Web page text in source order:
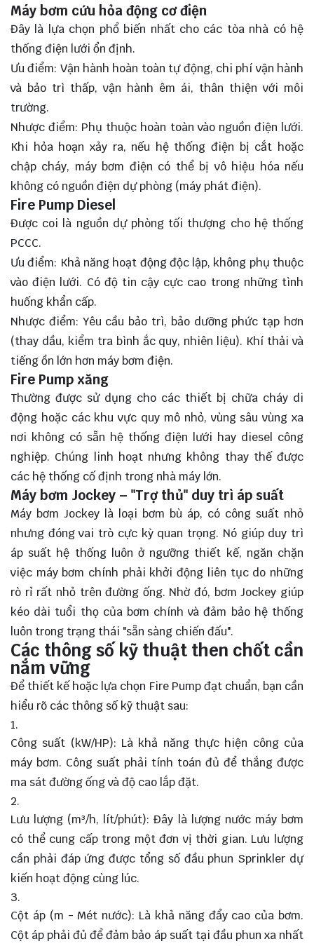
Máy bơm cứu hỏa động cơ điện
Đây là lựa chọn phổ biến nhất cho các tòa nhà có hệ
thống điện lưới ổn định.
Ưu điểm: Vận hành hoàn toàn tự động, chi phí vận hành
và bảo trì thấp, vận hành êm ái, thân thiện với môi
trường.
Nhược điểm: Phụ thuộc hoàn toàn vào nguồn điện lưới.
Khi hỏa hoạn xảy ra, nếu hệ thống điện bị cắt hoặc
chập cháy, máy bơm điện có thể bị vô hiệu hóa nếu
không có nguồn điện dự phòng (máy phát điện).
Fire Pump Diesel
Được coi là nguồn dự phòng tối thượng cho hệ thống
PCCC.
Ưu điểm: Khả năng hoạt động độc lập, không phụ thuộc
vào điện lưới. Có độ tin cậy cực cao trong những tình
huống khẩn cấp.
Nhược điểm: Yêu cầu bảo trì, bảo dưỡng phức tạp hơn
(thay dầu, kiểm tra bình ắc quy, nhiên liệu). Khí thải và
tiếng ồn lớn hơn máy bơm điện.
Fire Pump xăng
Thường được sử dụng cho các thiết bị chữa cháy di
động hoặc các khu vực quy mô nhỏ, vùng sâu vùng xa
nơi không có sẵn hệ thống điện lưới hay diesel công
nghiệp. Chúng linh hoạt nhưng không thay thế được
các hệ thống cố định trong nhà máy lớn.
Máy bơm Jockey – "Trợ thủ" duy trì áp suất
Máy bơm Jockey là loại bơm bù áp, có công suất nhỏ
nhưng đóng vai trò cực kỳ quan trọng. Nó giúp duy trì
áp suất hệ thống luôn ở ngưỡng thiết kế, ngăn chặn
việc máy bơm chính phải khởi động liên tục do những
rò rỉ rất nhỏ trên đường ống. Nhờ đó, bơm Jockey giúp
kéo dài tuổi thọ của bơm chính và đảm bảo hệ thống
luôn trong trạng thái "sẵn sàng chiến đấu".
Các thông số kỹ thuật then chốt cần
nắm vững
Để thiết kế hoặc lựa chọn Fire Pump đạt chuẩn, bạn cần
hiểu rõ các thông số kỹ thuật sau:
Công suất (kW/HP): Là khả năng thực hiện công của
máy bơm. Công suất phải tính toán đủ để thắng được
ma sát đường ống và độ cao lắp đặt.
Lưu lượng (m³/h, lít/phút): Đây là lượng nước máy bơm
có thể cung cấp trong một đơn vị thời gian. Lưu lượng
cần phải đáp ứng được tổng số đầu phun Sprinkler dự
kiến hoạt động cùng lúc.
Cột áp (m - Mét nước): Là khả năng đẩy cao của bơm.
Cột áp phải đủ để đảm bảo áp suất tại đầu phun xa nhất